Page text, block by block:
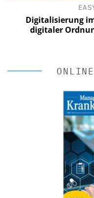
Digitalisierung
digitaler